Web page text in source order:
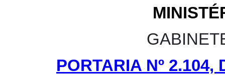
PORTARIA Nº 2.104,